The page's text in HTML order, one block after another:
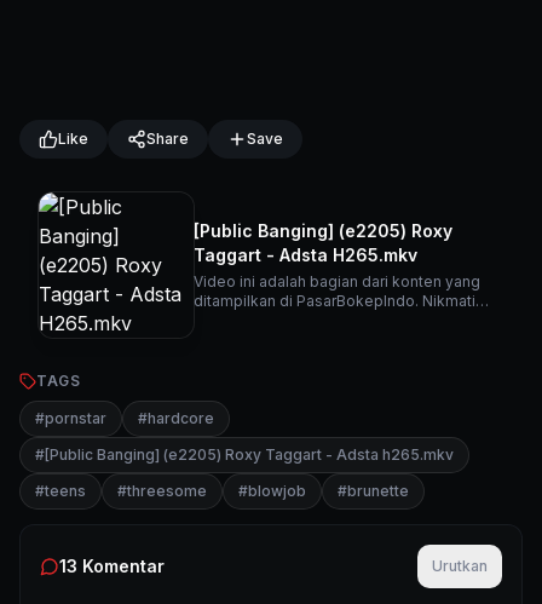
Like Share Save
[Public Banging] (e2205) Roxy
Taggart - Adsta H265.mkv
Video ini adalah bagian dari konten yang
ditampilkan di PasarBokepIndo. Nikmati
TAGS
#pornstar #hardcore
#[Public Banging] (e2205) Roxy Taggart - Adsta h265.mkv
#teens #threesome #blowjob #brunette
13 Komentar Urutkan